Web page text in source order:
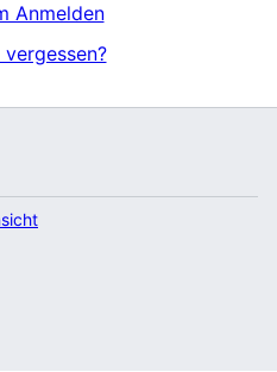
Anmelden